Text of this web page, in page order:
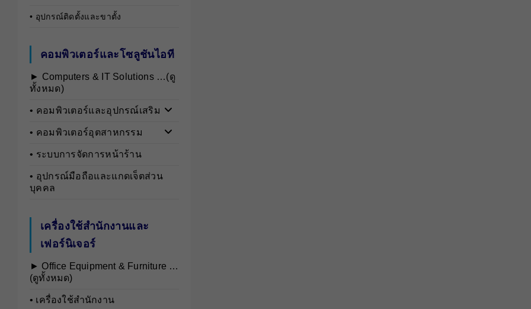
• อุปกรณ์ติดตั้งและขาตั้ง
คอมพิวเตอร์และโซลูชันไอที
► Computers & IT Solutions …(ดู
ทั้งหมด)
• คอมพิวเตอร์และอุปกรณ์เสริม
• คอมพิวเตอร์อุตสาหกรรม
• ระบบการจัดการหน้าร้าน
• อุปกรณ์มือถือและแกดเจ็ตส่วน
บุคคล
เครื่องใช้สำนักงานและ
เฟอร์นิเจอร์
► Office Equipment & Furniture …
(ดูทั้งหมด)
• เครื่องใช้สำนักงาน